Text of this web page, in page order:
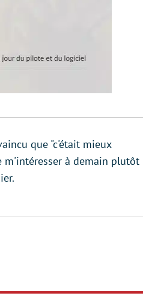
que "c'était mieux
m'intéresser à demain plutôt